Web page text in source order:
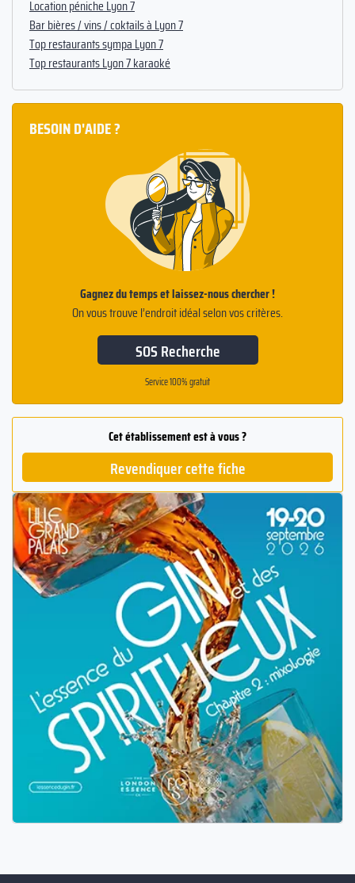
Location péniche Lyon 7
Bar bières / vins / coktails à Lyon 7
Top restaurants sympa Lyon 7
Top restaurants Lyon 7 karaoké
BESOIN D'AIDE ?
Gagnez du temps et laissez-nous chercher !
On vous trouve l’endroit idéal selon vos critères.
SOS Recherche
Service 100% gratuit
Cet établissement est à vous ?
Revendiquer cette fiche